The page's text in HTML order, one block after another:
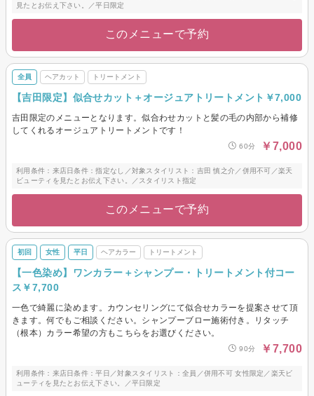
見たとお伝え下さい。／平日限定
このメニューで予約
全員 ヘアカット トリートメント
【吉田限定】似合せカット＋オージュアトリートメント￥7,000
吉田限定のメニューとなります。似合わせカットと髪の毛の内部から補修
してくれるオージュアトリートメントです！
60分 ￥7,000
利用条件：来店日条件：指定なし／対象スタイリスト：吉田 慎之介／併用不可／楽天
ビューティを見たとお伝え下さい。／スタイリスト指定
このメニューで予約
初回 女性 平日 ヘアカラー トリートメント
【一色染め】ワンカラー＋シャンプー・トリートメント付コー
ス￥7,700
一色で綺麗に染めます。カウンセリングにて似合せカラーを提案させて頂
きます。何でもご相談ください。シャンプーブロー施術付き。リタッチ
（根本）カラー希望の方もこちらをお選びください。
90分 ￥7,700
利用条件：来店日条件：平日／対象スタイリスト：全員／併用不可 女性限定／楽天ビ
ューティを見たとお伝え下さい。／平日限定